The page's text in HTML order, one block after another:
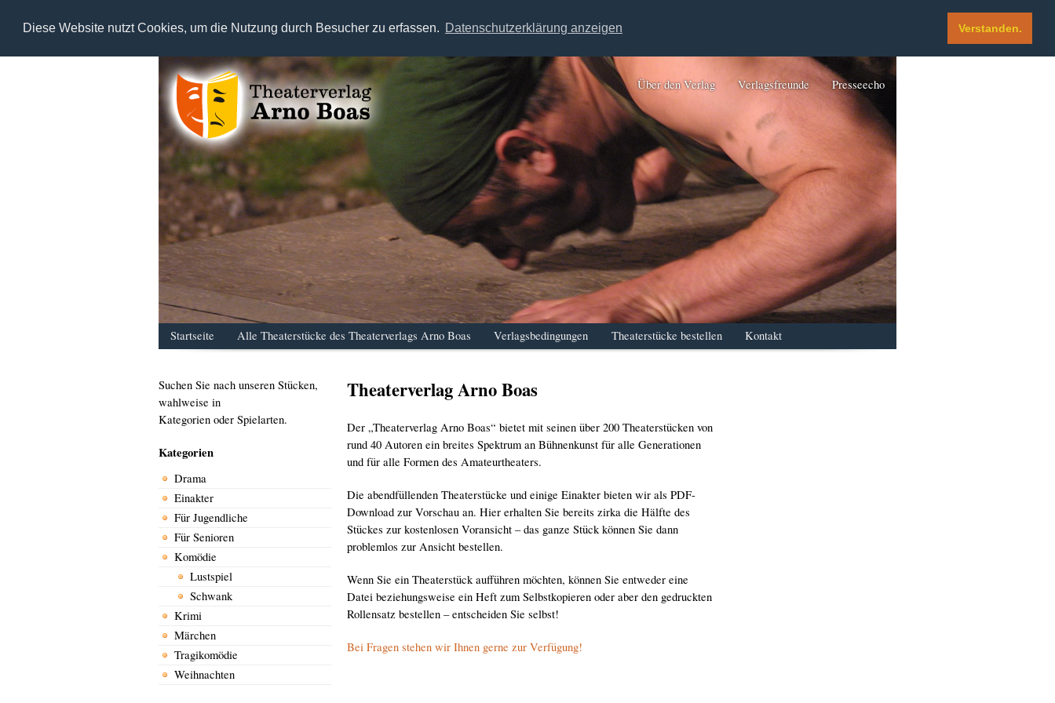
Diese Website nutzt Cookies, um die Nutzung durch Besucher zu erfassen. Datenschutzerklärung anzeigen Verstanden.
Über den Verlag Verlagsfreunde Presseecho
Startseite Alle Theaterstücke des Theaterverlags Arno Boas Verlagsbedingungen Theaterstücke bestellen Kontakt
Suchen Sie nach unseren Stücken,
wahlweise in
Kategorien oder Spielarten.
Kategorien
Drama
Einakter
Für Jugendliche
Für Senioren
Komödie
Lustspiel
Schwank
Krimi
Märchen
Tragikomödie
Weihnachten
Theaterverlag Arno Boas
Der „Theaterverlag Arno Boas“ bietet mit seinen über 200 Theaterstücken von
rund 40 Autoren ein breites Spektrum an Bühnenkunst für alle Generationen
und für alle Formen des Amateurtheaters.
Die abendfüllenden Theaterstücke und einige Einakter bieten wir als PDF-
Download zur Vorschau an. Hier erhalten Sie bereits zirka die Hälfte des
Stückes zur kostenlosen Voransicht – das ganze Stück können Sie dann
problemlos zur Ansicht bestellen.
Wenn Sie ein Theaterstück aufführen möchten, können Sie entweder eine
Datei beziehungsweise ein Heft zum Selbstkopieren oder aber den gedruckten
Rollensatz bestellen – entscheiden Sie selbst!
Bei Fragen stehen wir Ihnen gerne zur Verfügung!